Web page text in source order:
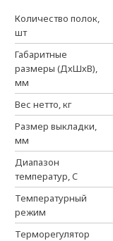
Количество полок,
шт
Габаритные
размеры (ДхШхВ),
мм
Вес нетто, кг
Размер выкладки,
мм
Диапазон
температур, C
Температурный
режим
Терморегулятор